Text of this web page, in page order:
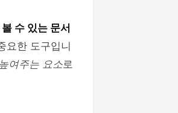
수 있는 문서
요한 도구입니
여주는 요소로